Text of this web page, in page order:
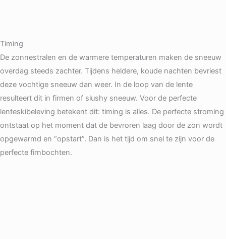
Timing
De zonnestralen en de warmere temperaturen maken de sneeuw
overdag steeds zachter. Tijdens heldere, koude nachten bevriest
deze vochtige sneeuw dan weer. In de loop van de lente
resulteert dit in firmen of slushy sneeuw. Voor de perfecte
lenteskibeleving betekent dit: timing is alles. De perfecte stroming
ontstaat op het moment dat de bevroren laag door de zon wordt
opgewarmd en “opstart”. Dan is het tijd om snel te zijn voor de
perfecte firnbochten.